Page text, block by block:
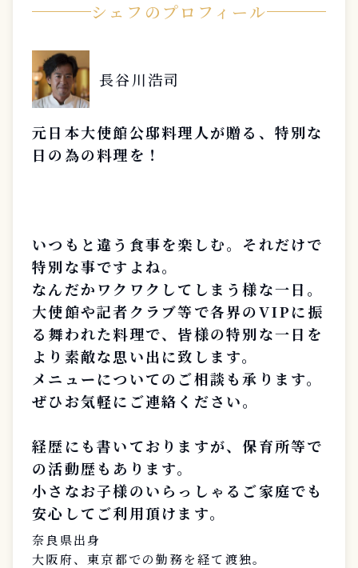
シェフのプロフィール
長谷川浩司
元日本大使館公邸料理人が贈る、特別な
日の為の料理を！
いつもと違う食事を楽しむ。それだけで
特別な事ですよね。
なんだかワクワクしてしまう様な一日。
大使館や記者クラブ等で各界のVIPに振
る舞われた料理で、皆様の特別な一日を
より素敵な思い出に致します。
メニューについてのご相談も承ります。
ぜひお気軽にご連絡ください。
経歴にも書いておりますが、保育所等で
の活動歴もあります。
小さなお子様のいらっしゃるご家庭でも
安心してご利用頂けます。
奈良県出身
大阪府、東京都での勤務を経て渡独。